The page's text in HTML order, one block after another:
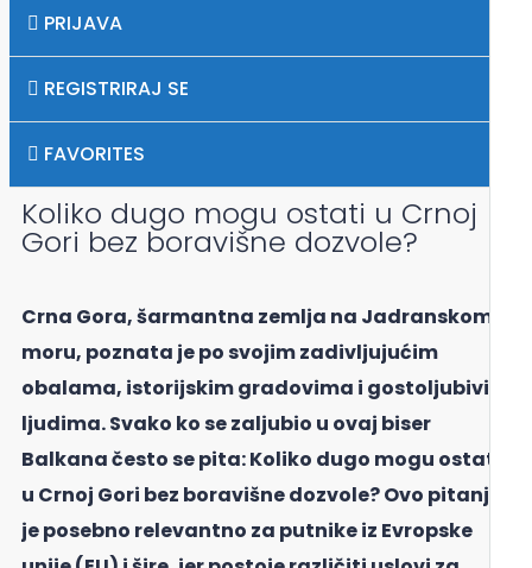
PODRŠKA POSLOVNIM IDEJAMA
UPIS DJECE U ŠKOLU
UVOZ ČAMACA I BRODOVA UKLJ. VEZ U
CRNOJ GORI
KOLIKO VRIJEDI MOJA IMOVINA?
PRODAJEMO VAŠU NEKRETNINU
PRIJAVA
REGISTRIRAJ SE
FAVORITES
Koliko dugo mogu ostati u Crnoj
Gori bez boravišne dozvole?
Crna Gora, šarmantna zemlja na Jadranskom
moru, poznata je po svojim zadivljujućim
obalama, istorijskim gradovima i gostoljubivim
ljudima. Svako ko se zaljubio u ovaj biser
Balkana često se pita: Koliko dugo mogu ostati
u Crnoj Gori bez boravišne dozvole? Ovo pitanje
je posebno relevantno za putnike iz Evropske